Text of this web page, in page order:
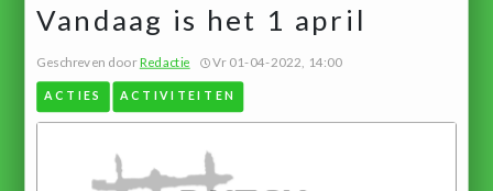
Vandaag is het 1 april
Geschreven doorRedactie Vr 01-04-2022, 14:00
ACTIES ACTIVITEITEN